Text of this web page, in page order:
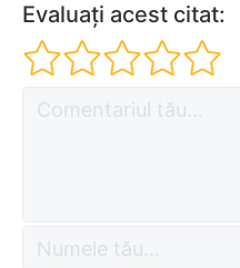
Evaluați acest citat: